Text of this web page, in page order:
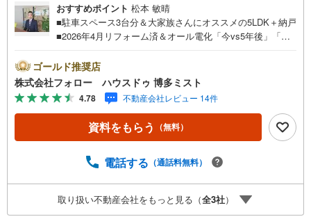
おすすめポイント 松本 敏晴
■駐車スペース3台分＆大家族さんにオススメの5LDK＋納戸
■2026年4月リフォーム済＆オール電化「今vs5年後」「賃
る上で必ず出てくる疑問、不安をぶつけてください。答え
はお客様の家族構成やご年齢、ライフプランによって全く
変わってきます。ネット検索も便利ですが、1回のご相談で
お悩みが解決できるかもしれません。その答えが「購入し
ない」となっても、お客様、ご家族様のベストであれば、
それに越したことはありません。まずはお問い合わせくだ
間はお電話が繋がりやすくなっております。ぜひお気軽に
学する（無料）」ボタンよりご希望の日時をご記入いただ
けますとスムーズにご案内が可能です。
ゴールド推奨店
株式会社フォロー ハウスドゥ 博多ミスト
4.78 不動産会社レビュー 14件
資料をもらう （無料）
電話する （通話料無料）
取り扱い不動産会社をもっと見る（全3社）